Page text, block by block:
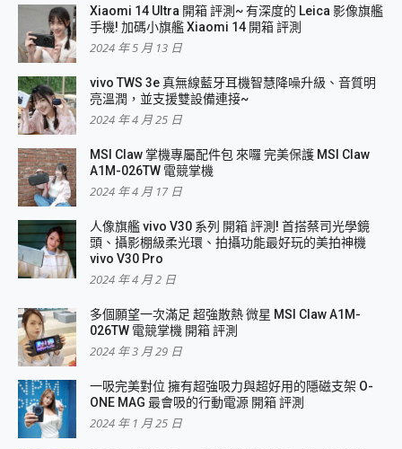
Xiaomi 14 Ultra 開箱 評測~ 有深度的 Leica 影像旗艦
手機! 加碼小旗艦 Xiaomi 14 開箱 評測
2024 年 5 月 13 日
vivo TWS 3e 真無線藍牙耳機智慧降噪升級、音質明
亮溫潤，並支援雙設備連接~
2024 年 4 月 25 日
MSI Claw 掌機專屬配件包 來囉 完美保護 MSI Claw
A1M-026TW 電競掌機
2024 年 4 月 17 日
人像旗艦 vivo V30 系列 開箱 評測! 首搭蔡司光學鏡
頭、攝影棚級柔光環、拍攝功能最好玩的美拍神機
vivo V30 Pro
2024 年 4 月 2 日
多個願望一次滿足 超強散熱 微星 MSI Claw A1M-
026TW 電競掌機 開箱 評測
2024 年 3 月 29 日
一吸完美對位 擁有超強吸力與超好用的隱磁支架 O-
ONE MAG 最會吸的行動電源 開箱 評測
2024 年 1 月 25 日